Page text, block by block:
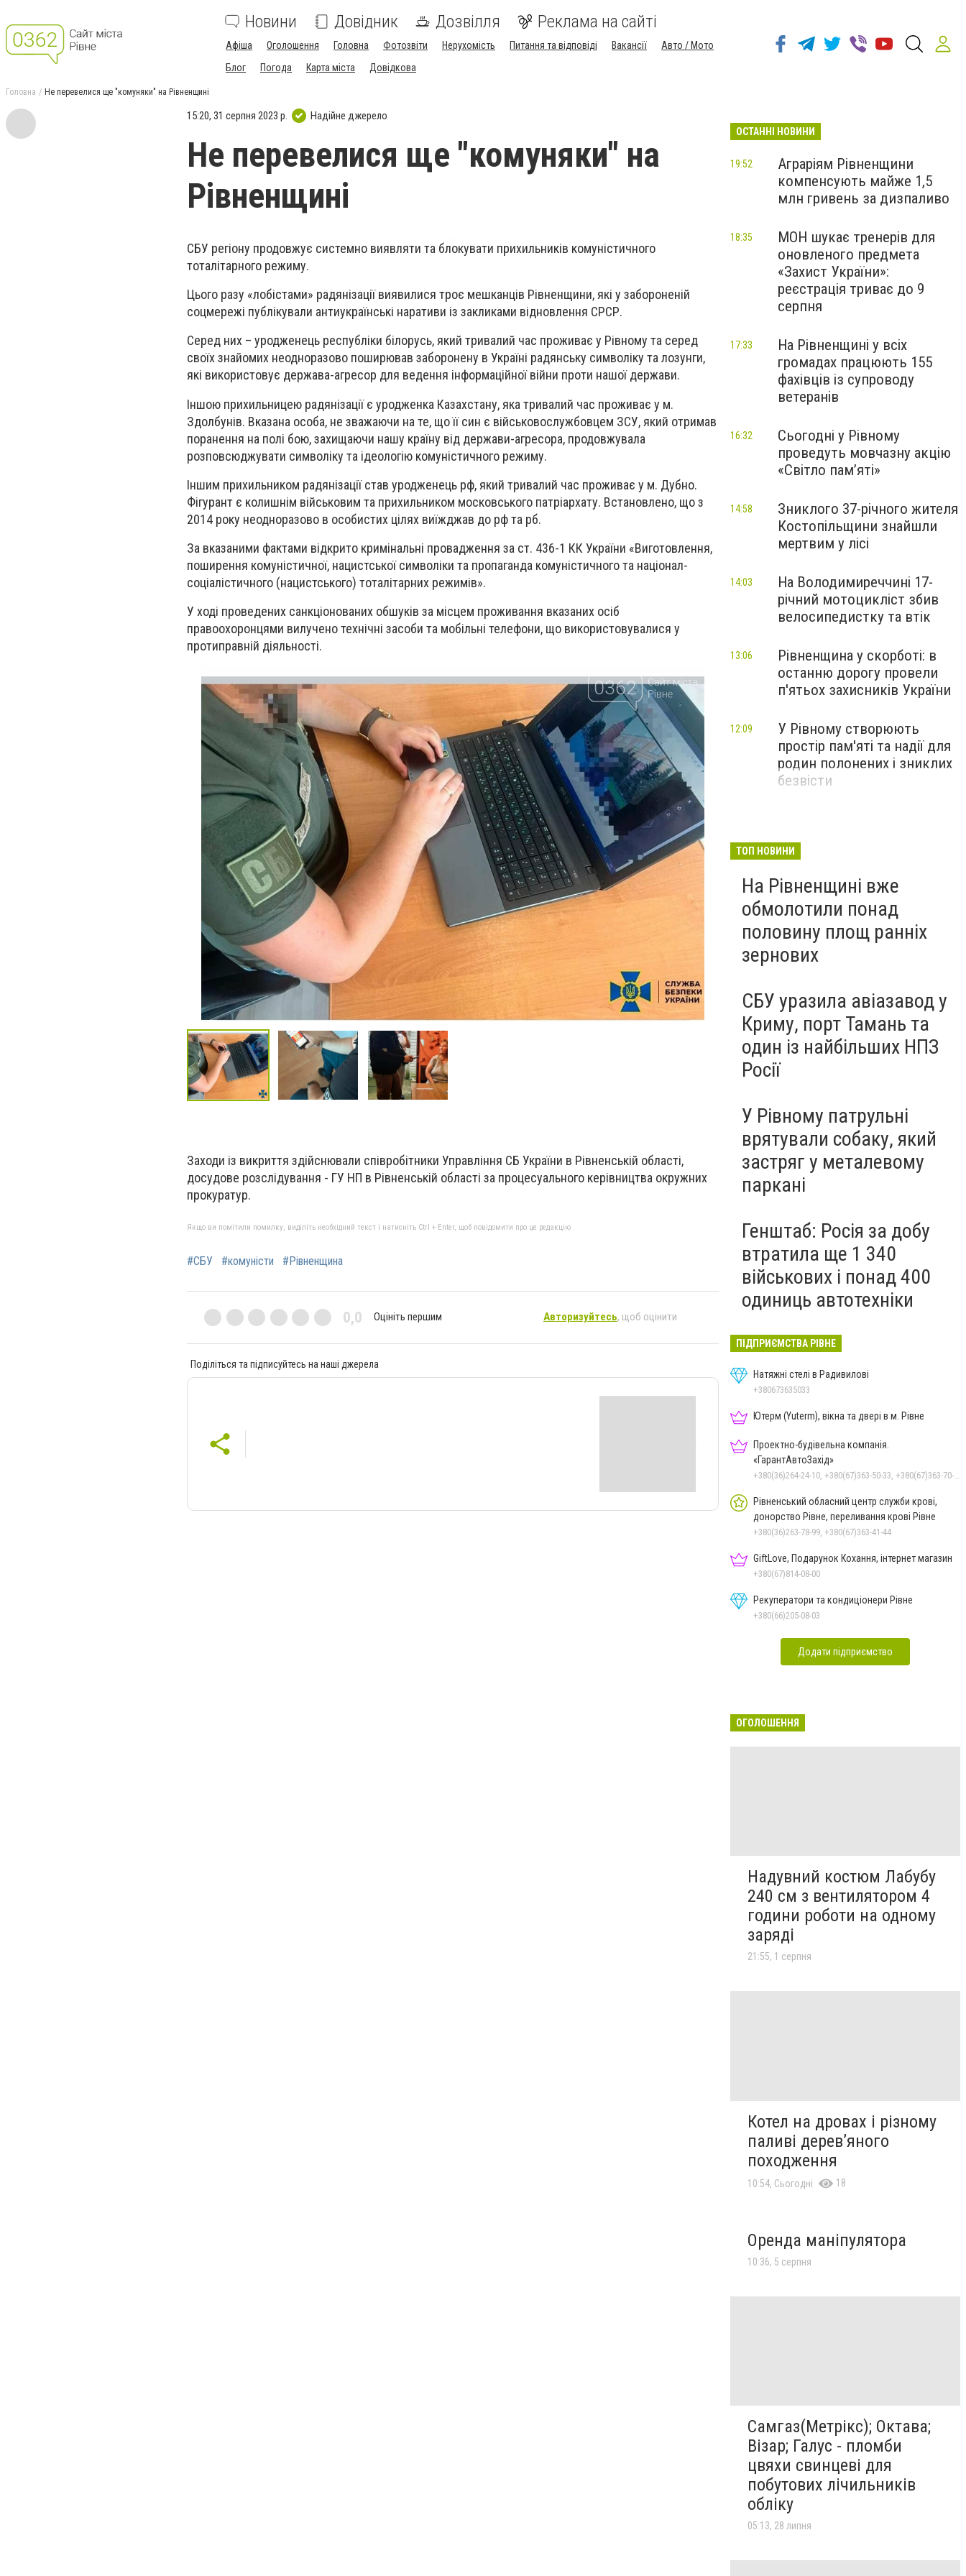
Новини Довідник Дозвілля Реклама на сайті
Афіша Оголошення Головна Фотозвіти Нерухомість Питання та відповіді Вакансії
Авто / Мото
Блог
Погода Карта міста Довідкова
Головна Не перевелися ще "комуняки" на Рівненщині
15:20, 31 серпня 2023 р. Надійне джерело
Не перевелися ще "комуняки" на
Рівненщині
СБУ регіону продовжує системно виявляти та блокувати прихильників комуністичного
тоталітарного режиму.
Цього разу «лобістами» радянізації виявилися троє мешканців Рівненщини, які у забороненій
соцмережі публікували антиукраїнські наративи із закликами відновлення СРСР.
Серед них – уродженець республіки білорусь, який тривалий час проживає у Рівному та серед
своїх знайомих неодноразово поширював заборонену в Україні радянську символіку та лозунги,
які використовує держава-агресор для ведення інформаційної війни проти нашої держави.
Іншою прихильницею радянізації є уродженка Казахстану, яка тривалий час проживає у м.
Здолбунів. Вказана особа, не зважаючи на те, що її син є військовослужбовцем ЗСУ, який отримав
поранення на полі бою, захищаючи нашу країну від держави-агресора, продовжувала
розповсюджувати символіку та ідеологію комуністичного режиму.
Іншим прихильником радянізації став уродженець рф, який тривалий час проживає у м. Дубно.
Фігурант є колишнім військовим та прихильником московського патріархату. Встановлено, що з
2014 року неодноразово в особистих цілях виїжджав до рф та рб.
За вказаними фактами відкрито кримінальні провадження за ст. 436-1 КК України «Виготовлення,
поширення комуністичної, нацистської символіки та пропаганда комуністичного та націонал-
соціалістичного (нацистського) тоталітарних режимів».
У ході проведених санкціонованих обшуків за місцем проживання вказаних осіб
правоохоронцями вилучено технічні засоби та мобільні телефони, що використовувалися у
протиправній діяльності.
Заходи із викриття здійснювали співробітники Управління СБ України в Рівненській області,
досудове розслідування - ГУ НП в Рівненській області за процесуального керівництва окружних
прокуратур.
Якщо ви помітили помилку, виділіть необхідний текст і натисніть Ctrl + Enter, щоб повідомити про це редакцію
#СБУ #комуністи #Рівненщина
0,0 Оцініть першим Авторизуйтесь, щоб оцінити
Поділіться та підписуйтесь на наші джерела
ОСТАННІ НОВИНИ
Аграріям Рівненщини
компенсують майже 1,5
млн гривень за дизпаливо
19:52
МОН шукає тренерів для
оновленого предмета
«Захист України»:
реєстрація триває до 9
серпня
18:35
На Рівненщині у всіх
громадах працюють 155
фахівців із супроводу
ветеранів
17:33
Сьогодні у Рівному
проведуть мовчазну акцію
«Світло пам’яті»
16:32
Зниклого 37-річного жителя
Костопільщини знайшли
мертвим у лісі
14:58
На Володимиреччині 17-
річний мотоцикліст збив
велосипедистку та втік
14:03
Рівненщина у скорботі: в
останню дорогу провели
п'ятьох захисників України
13:06
У Рівному створюють
простір пам'яті та надії для
родин полонених і зниклих
безвісти
12:09
ТОП НОВИНИ
На Рівненщині вже
обмолотили понад
половину площ ранніх
зернових
СБУ уразила авіазавод у
Криму, порт Тамань та
один із найбільших НПЗ
Росії
У Рівному патрульні
врятували собаку, який
застряг у металевому
паркані
Генштаб: Росія за добу
втратила ще 1 340
військових і понад 400
одиниць автотехніки
ПІДПРИЄМСТВА РІВНЕ
Натяжні стелі в Радивилові
+380673635033
Ютерм (Yuterm), вікна та двері в м. Рівне
Проектно-будівельна компанія.
«ГарантАвтоЗахід»
+380(36)264-24-10, +380(67)363-50-33, +380(67)363-70-50
Рівненський обласний центр служби крові,
донорство Рівне, переливання крові Рівне
+380(36)263-78-99, +380(67)363-41-44
GiftLove, Подарунок Кохання, інтернет магазин
+380(67)814-08-00
Рекуператори та кондиціонери Рівне
+380(66)205-08-03
Додати підприємство
ОГОЛОШЕННЯ
Надувний костюм Лабубу
240 см з вентилятором 4
години роботи на одному
заряді
21:55, 1 серпня
Котел на дровах і різному
паливі дерев’яного
походження
10:54, Сьогодні 18
Оренда маніпулятора
10:36, 5 серпня
Самгаз(Метрікс); Октава;
Візар; Галус - пломби
цвяхи свинцеві для
побутових лічильників
обліку
05:13, 28 липня